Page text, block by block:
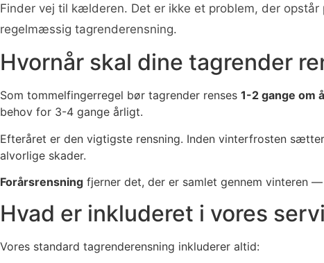
Finder vej til kælderen. Det er ikke et problem, der
regelmæssig tagrenderensning.
Hvornår skal dine tagrender
Som tommelfingerregel bør tagrender renses 1-2 gange om
behov for 3-4 gange årligt.
Efteråret er den vigtigste rensning. Inden vinterfrosten
alvorlige skader.
Forårsrensning fjerner det, der er samlet gennem vinteren
Hvad er inkluderet i vores
Vores standard tagrenderensning inkluderer altid: